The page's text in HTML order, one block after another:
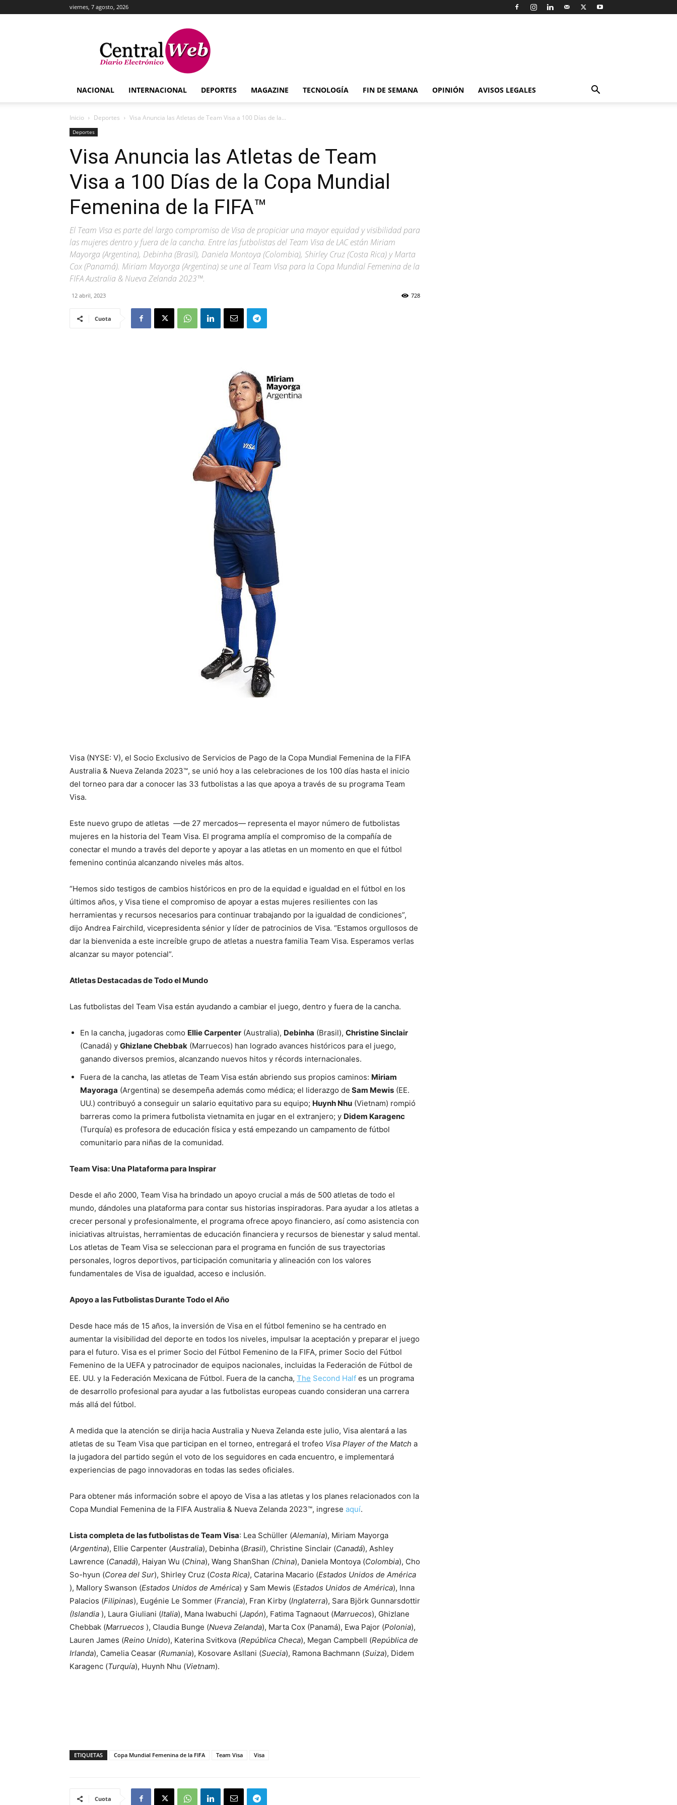
viernes, 7 agosto, 2026
Central
Web
NACIONAL INTERNACIONAL DEPORTES MAGAZINE TECNOLOGÍA FIN DE SEMANA OPINIÓN AVISOS LEGALES
Inicio Deportes Visa Anuncia las Atletas de Team Visa a 100 Días de la...
Deportes
Visa Anuncia las Atletas de Team
Visa a 100 Días de la Copa Mundial
Femenina de la FIFA™
El Team Visa es parte del largo compromiso de Visa de propiciar una mayor equidad y visibilidad para
las mujeres dentro y fuera de la cancha. Entre las futbolistas del Team Visa de LAC están Miriam
Mayorga (Argentina), Debinha (Brasil), Daniela Montoya (Colombia), Shirley Cruz (Costa Rica) y Marta
Cox (Panamá). Miriam Mayorga (Argentina) se une al Team Visa para la Copa Mundial Femenina de la
FIFA Australia & Nueva Zelanda 2023™.
12 abril, 2023 728
Cuota
Visa (NYSE: V), el Socio Exclusivo de Servicios de Pago de la Copa Mundial Femenina de la FIFA
Australia & Nueva Zelanda 2023™, se unió hoy a las celebraciones de los 100 días hasta el inicio
del torneo para dar a conocer las 33 futbolistas a las que apoya a través de su programa Team
Visa.
Este nuevo grupo de atletas —de 27 mercados— representa el mayor número de futbolistas
mujeres en la historia del Team Visa. El programa amplía el compromiso de la compañía de
conectar el mundo a través del deporte y apoyar a las atletas en un momento en que el fútbol
femenino continúa alcanzando niveles más altos.
“Hemos sido testigos de cambios históricos en pro de la equidad e igualdad en el fútbol en los
últimos años, y Visa tiene el compromiso de apoyar a estas mujeres resilientes con las
herramientas y recursos necesarios para continuar trabajando por la igualdad de condiciones”,
dijo Andrea Fairchild, vicepresidenta sénior y líder de patrocinios de Visa. “Estamos orgullosos de
dar la bienvenida a este increíble grupo de atletas a nuestra familia Team Visa. Esperamos verlas
alcanzar su mayor potencial”.
Atletas Destacadas de Todo el Mundo
Las futbolistas del Team Visa están ayudando a cambiar el juego, dentro y fuera de la cancha.
En la cancha, jugadoras como Ellie Carpenter (Australia), Debinha (Brasil), Christine Sinclair
(Canadá) y Ghizlane Chebbak (Marruecos) han logrado avances históricos para el juego,
ganando diversos premios, alcanzando nuevos hitos y récords internacionales.
Fuera de la cancha, las atletas de Team Visa están abriendo sus propios caminos: Miriam
Mayoraga (Argentina) se desempeña además como médica; el liderazgo de Sam Mewis (EE.
UU.) contribuyó a conseguir un salario equitativo para su equipo; Huynh Nhu (Vietnam) rompió
barreras como la primera futbolista vietnamita en jugar en el extranjero; y Didem Karagenc
(Turquía) es profesora de educación física y está empezando un campamento de fútbol
comunitario para niñas de la comunidad.
Team Visa: Una Plataforma para Inspirar
Desde el año 2000, Team Visa ha brindado un apoyo crucial a más de 500 atletas de todo el
mundo, dándoles una plataforma para contar sus historias inspiradoras. Para ayudar a los atletas a
crecer personal y profesionalmente, el programa ofrece apoyo financiero, así como asistencia con
iniciativas altruistas, herramientas de educación financiera y recursos de bienestar y salud mental.
Los atletas de Team Visa se seleccionan para el programa en función de sus trayectorias
personales, logros deportivos, participación comunitaria y alineación con los valores
fundamentales de Visa de igualdad, acceso e inclusión.
Apoyo a las Futbolistas Durante Todo el Año
Desde hace más de 15 años, la inversión de Visa en el fútbol femenino se ha centrado en
aumentar la visibilidad del deporte en todos los niveles, impulsar la aceptación y preparar el juego
para el futuro. Visa es el primer Socio del Fútbol Femenino de la FIFA, primer Socio del Fútbol
Femenino de la UEFA y patrocinador de equipos nacionales, incluidas la Federación de Fútbol de
EE. UU. y la Federación Mexicana de Fútbol. Fuera de la cancha, The Second Half es un programa
de desarrollo profesional para ayudar a las futbolistas europeas cuando consideran una carrera
más allá del fútbol.
A medida que la atención se dirija hacia Australia y Nueva Zelanda este julio, Visa alentará a las
atletas de su Team Visa que participan en el torneo, entregará el trofeo Visa Player of the Match a
la jugadora del partido según el voto de los seguidores en cada encuentro, e implementará
experiencias de pago innovadoras en todas las sedes oficiales.
Para obtener más información sobre el apoyo de Visa a las atletas y los planes relacionados con la
Copa Mundial Femenina de la FIFA Australia & Nueva Zelanda 2023™, ingrese aquí.
Lista completa de las futbolistas de Team Visa: Lea Schüller (Alemania), Miriam Mayorga
(Argentina), Ellie Carpenter (Australia), Debinha (Brasil), Christine Sinclair (Canadá), Ashley
Lawrence (Canadá), Haiyan Wu (China), Wang ShanShan (China), Daniela Montoya (Colombia), Cho
So-hyun (Corea del Sur), Shirley Cruz (Costa Rica), Catarina Macario (Estados Unidos de América
), Mallory Swanson (Estados Unidos de América) y Sam Mewis (Estados Unidos de América), Inna
Palacios (Filipinas), Eugénie Le Sommer (Francia), Fran Kirby (Inglaterra), Sara Björk Gunnarsdottir
(Islandia ), Laura Giuliani (Italia), Mana Iwabuchi (Japón), Fatima Tagnaout (Marruecos), Ghizlane
Chebbak (Marruecos ), Claudia Bunge (Nueva Zelanda), Marta Cox (Panamá), Ewa Pajor (Polonia),
Lauren James (Reino Unido), Katerina Svitkova (República Checa), Megan Campbell (República de
Irlanda), Camelia Ceasar (Rumania), Kosovare Asllani (Suecia), Ramona Bachmann (Suiza), Didem
Karagenc (Turquía), Huynh Nhu (Vietnam).
ETIQUETAS Copa Mundial Femenina de la FIFA Team Visa Visa
Cuota